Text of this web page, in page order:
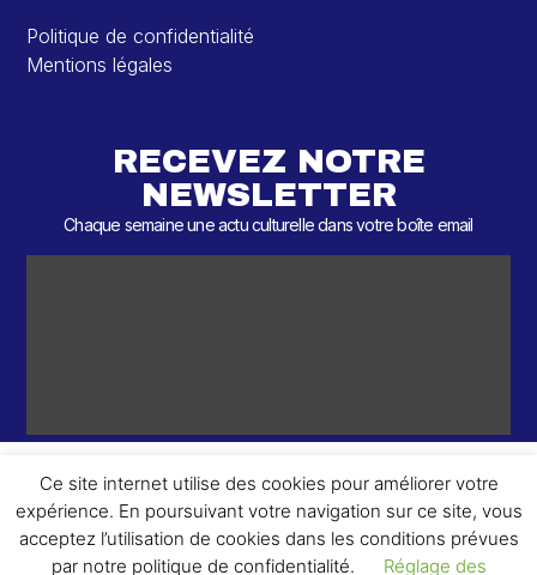
Politique de confidentialité
Mentions légales
RECEVEZ NOTRE
NEWSLETTER
Chaque semaine une actu culturelle dans votre boîte email
© 2026 – 2 ème Round – Tous droits réservés.
Ce site internet utilise des cookies pour améliorer votre
expérience. En poursuivant votre navigation sur ce site, vous
acceptez l’utilisation de cookies dans les conditions prévues
par notre politique de confidentialité.
Réglage des